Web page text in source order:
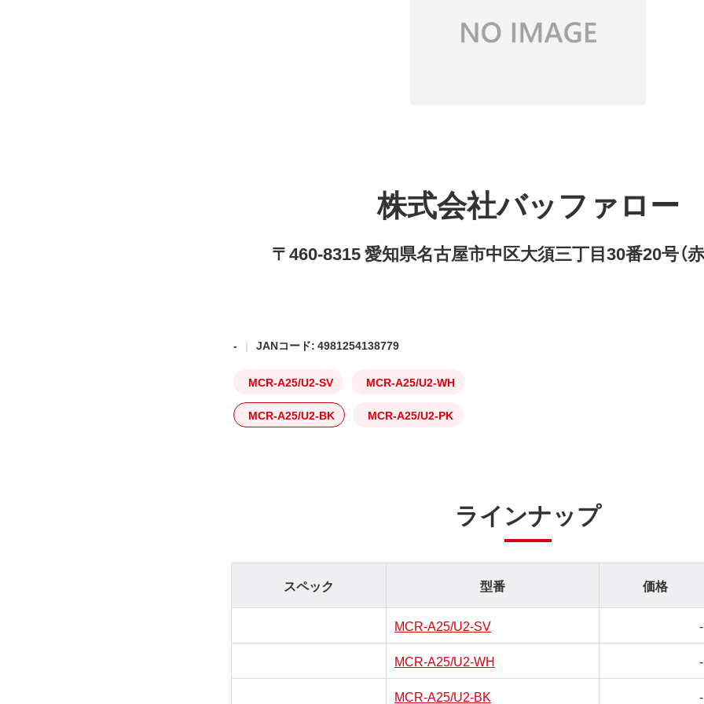
株式会社バッファロー
〒460-8315 愛知県名古屋市中区大須三丁目30番20号（
- JANコード: 4981254138779
MCR-A25/U2-SV MCR-A25/U2-WH
MCR-A25/U2-BK MCR-A25/U2-PK
ラインナップ
スペック 型番 価格
MCR-A25/U2-SV -
MCR-A25/U2-WH
-
MCR-A25/U2-BK
-